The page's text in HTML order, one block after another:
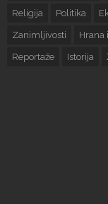
Religija Politika
Zanimljivosti Hrana
Reportaže Istorija